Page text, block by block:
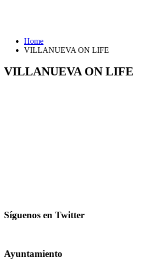
Home
VILLANUEVA ON LIFE
VILLANUEVA ON LIFE
Síguenos en Twitter
Ayuntamiento